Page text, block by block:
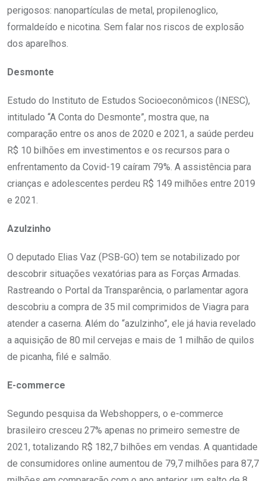
perigosos: nanopartículas de metal, propilenoglico,
formaldeído e nicotina. Sem falar nos riscos de explosão
dos aparelhos.
Desmonte
Estudo do Instituto de Estudos Socioeconômicos (INESC),
intitulado “A Conta do Desmonte”, mostra que, na
comparação entre os anos de 2020 e 2021, a saúde perdeu
R$ 10 bilhões em investimentos e os recursos para o
enfrentamento da Covid-19 caíram 79%. A assistência para
crianças e adolescentes perdeu R$ 149 milhões entre 2019
e 2021.
Azulzinho
O deputado Elias Vaz (PSB-GO) tem se notabilizado por
descobrir situações vexatórias para as Forças Armadas.
Rastreando o Portal da Transparência, o parlamentar agora
descobriu a compra de 35 mil comprimidos de Viagra para
atender a caserna. Além do “azulzinho”, ele já havia revelado
a aquisição de 80 mil cervejas e mais de 1 milhão de quilos
de picanha, filé e salmão.
E-commerce
Segundo pesquisa da Webshoppers, o e-commerce
brasileiro cresceu 27% apenas no primeiro semestre de
2021, totalizando R$ 182,7 bilhões em vendas. A quantidade
de consumidores online aumentou de 79,7 milhões para 87,7